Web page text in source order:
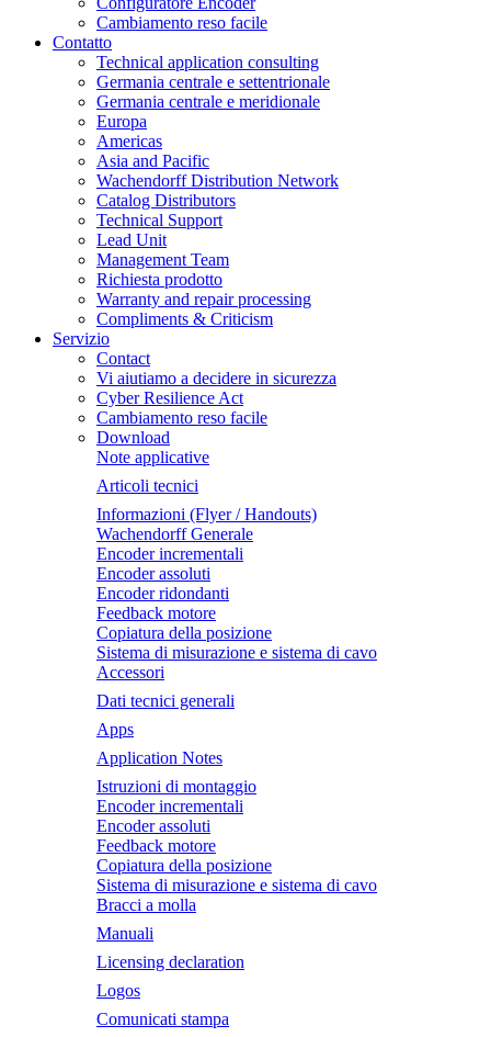
Cambiamento reso facile
Contatto
Technical application consulting
Germania centrale e settentrionale
Germania centrale e meridionale
Europa
Americas
Asia and Pacific
Wachendorff Distribution Network
Catalog Distributors
Technical Support
Lead Unit
Management Team
Richiesta prodotto
Warranty and repair processing
Compliments & Criticism
Servizio
Contact
Vi aiutiamo a decidere in sicurezza
Cyber Resilience Act
Cambiamento reso facile
Download
Note applicative
Articoli tecnici
Informazioni (Flyer / Handouts)
Wachendorff Generale
Encoder incrementali
Encoder assoluti
Encoder ridondanti
Feedback motore
Copiatura della posizione
Sistema di misurazione e sistema di cavo
Accessori
Dati tecnici generali
Apps
Application Notes
Istruzioni di montaggio
Encoder incrementali
Encoder assoluti
Feedback motore
Copiatura della posizione
Sistema di misurazione e sistema di cavo
Bracci a molla
Manuali
Licensing declaration
Logos
Comunicati stampa